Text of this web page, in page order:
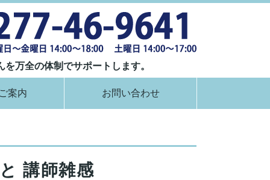
県桐生市
万全の体制でサポートします。
案内 お問い合わせ
講師雑感